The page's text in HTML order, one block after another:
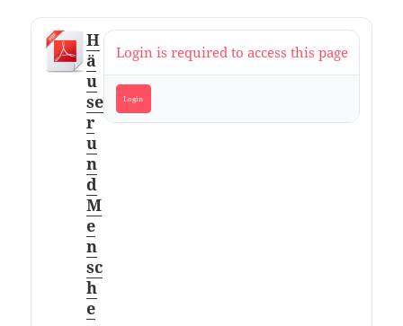
H
ä
u
se
r
u
n
d
M
e
n
sc
h
e
Login is required to access this page
Login